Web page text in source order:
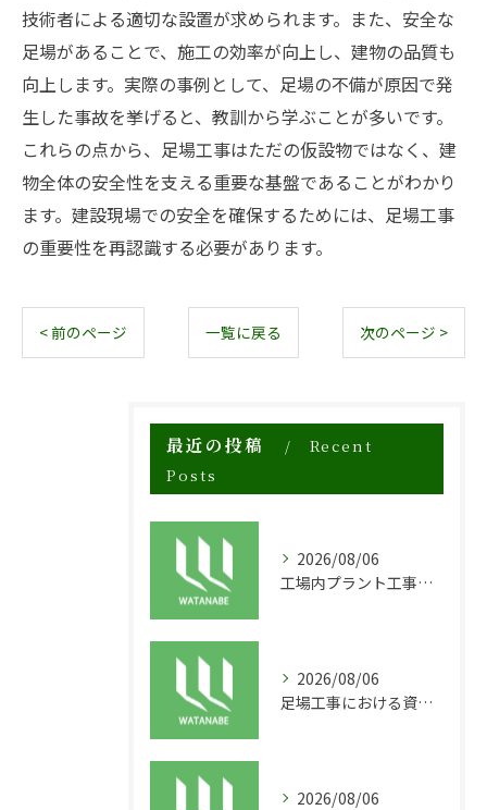
技術者による適切な設置が求められます。また、安全な
足場があることで、施工の効率が向上し、建物の品質も
向上します。実際の事例として、足場の不備が原因で発
生した事故を挙げると、教訓から学ぶことが多いです。
これらの点から、足場工事はただの仮設物ではなく、建
物全体の安全性を支える重要な基盤であることがわかり
ます。建設現場での安全を確保するためには、足場工事
の重要性を再認識する必要があります。
< 前のページ 一覧に戻る 次のページ >
最近の投稿
Recent
Posts
2026/08/06
工場内プラント工事に適した足場の安全対策と実践例
2026/08/06
足場工事における資材リースの活用と効率化の秘訣
2026/08/06